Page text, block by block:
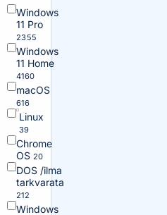
Windows
11 Pro
2355
Windows
11 Home
4160
macOS
616
Linux
39
Chrome
OS 20
DOS /ilma
tarkvarata
212
Windows